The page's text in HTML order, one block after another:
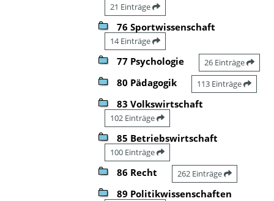
21 Einträge
76 Sportwissenschaft
14 Einträge
77 Psychologie 26 Einträge
80 Pädagogik 113 Einträge
83 Volkswirtschaft
102 Einträge
85 Betriebswirtschaft
100 Einträge
86 Recht 262 Einträge
89 Politikwissenschaften